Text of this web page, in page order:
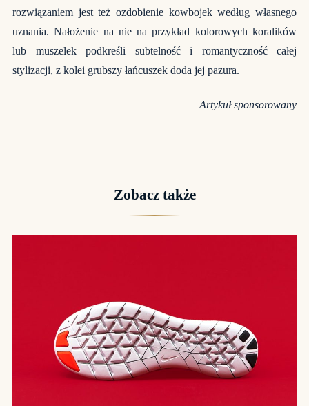
rozwiązaniem jest też ozdobienie kowbojek według własnego
uznania. Nałożenie na nie na przykład kolorowych koralików
lub muszelek podkreśli subtelność i romantyczność całej
stylizacji, z kolei grubszy łańcuszek doda jej pazura.
Artykuł sponsorowany
Zobacz także